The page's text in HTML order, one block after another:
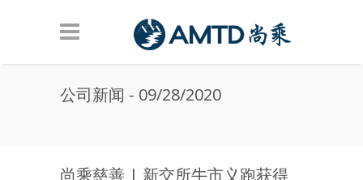
公司新闻 - 09/28/2020
尚乘慈善 | 新交所牛市义跑获得